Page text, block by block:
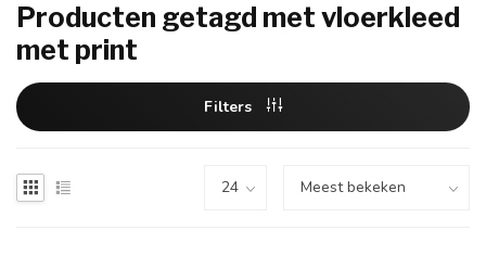
Producten getagd met vloerkleed
met print
Filters